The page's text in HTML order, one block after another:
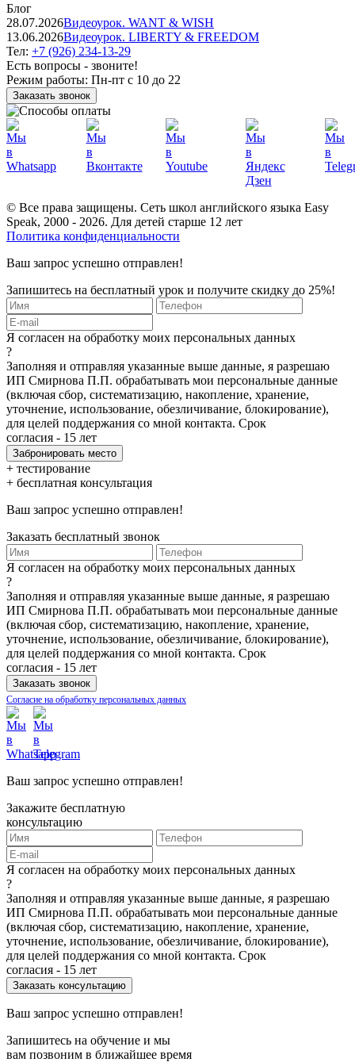
Блог
28.07.2026Видеоурок. WANT & WISH
13.06.2026Видеоурок. LIBERTY & FREEDOM
Тел: +7 (926) 234-13-29
Есть вопросы - звоните!
Режим работы: Пн-пт с 10 до 22
Заказать звонок
© Все права защищены. Сеть школ английского языка Easy
Speak, 2000 - 2026. Для детей старше 12 лет
Политика конфиденциальности
Ваш запрос успешно отправлен!
Запишитесь на бесплатный урок и получите скидку до 25%!
Я согласен на обработку моих персональных данных
?
Заполняя и отправляя указанные выше данные, я разрешаю
ИП Смирнова П.П. обрабатывать мои персональные данные
(включая сбор, систематизацию, накопление, хранение,
уточнение, использование, обезличивание, блокирование),
для целей поддержания со мной контакта. Срок
согласия - 15 лет
+ тестирование
+ бесплатная консультация
Ваш запрос успешно отправлен!
Заказать бесплатный звонок
Я согласен на обработку моих персональных данных
?
Заполняя и отправляя указанные выше данные, я разрешаю
ИП Смирнова П.П. обрабатывать мои персональные данные
(включая сбор, систематизацию, накопление, хранение,
уточнение, использование, обезличивание, блокирование),
для целей поддержания со мной контакта. Срок
согласия - 15 лет
Согласие на обработку персональных данных
Ваш запрос успешно отправлен!
Закажите бесплатную
консультацию
Я согласен на обработку моих персональных данных
?
Заполняя и отправляя указанные выше данные, я разрешаю
ИП Смирнова П.П. обрабатывать мои персональные данные
(включая сбор, систематизацию, накопление, хранение,
уточнение, использование, обезличивание, блокирование),
для целей поддержания со мной контакта. Срок
согласия - 15 лет
Ваш запрос успешно отправлен!
Запишитесь на обучение и мы
вам позвоним в ближайшее время